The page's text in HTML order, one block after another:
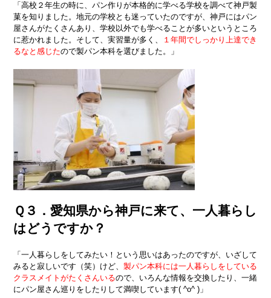
「高校２年生の時に、パン作りが本格的に学べる学校を調べて神戸製
菓を知りました。地元の学校とも迷っていたのですが、神戸にはパン
屋さんがたくさんあり、学校以外でも学べることが多いというところ
に惹かれました。そして、実習量が多く、
１年間でしっかり上達でき
るなと感じたので製パン本科を選びました。」
Ｑ３．愛知県から神戸に来て、一人暮らし
はどうですか？
「一人暮らしをしてみたい！という思いはあったのですが、いざして
みると寂しいです（笑）けど、製パン本科には一人暮らしをしている
クラスメイトがたくさんいるので 、いろんな情報を交換したり、一緒
にパン屋さん巡りをしたりして満喫しています( ^o^ )」